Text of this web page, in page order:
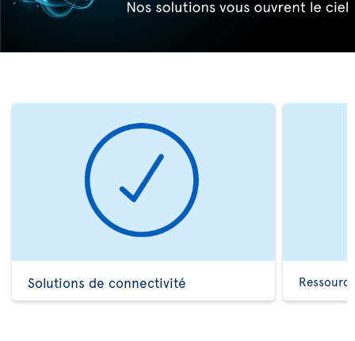
Solutions de connectivité